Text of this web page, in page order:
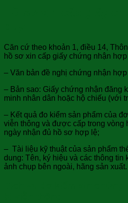
Căn cứ theo khoản 1, điều 14,
hồ sơ xin cấp giấy chứng nhận hợp
– Văn bản đề nghị chứng nhận hợp
– Bản sao: Giấy chứng nhận đăng
minh nhân dân hoặc hộ chiếu (với
– Kết quả đo kiểm sản phẩm của
viễn thông và được cấp trong vòng
ngày nhận đủ hồ sơ hợp lệ;
– Tài liệu kỹ thuật của sản phẩm
dung: Tên, ký hiệu và các thông tin
ảnh chụp bên ngoài, hãng sản xuất.